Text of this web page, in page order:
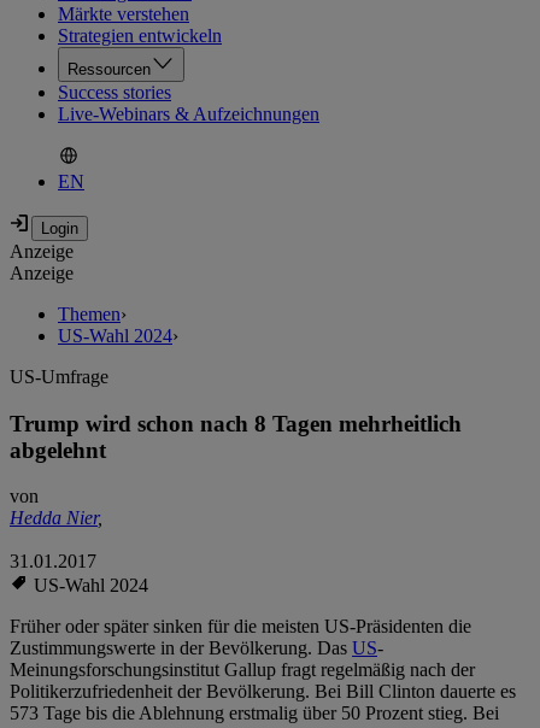
Märkte verstehen
Strategien entwickeln
Ressourcen
Success stories
Live-Webinars & Aufzeichnungen
EN
Anzeige
Anzeige
Themen›
US-Wahl 2024›
US-Umfrage
Trump wird schon nach 8 Tagen mehrheitlich
abgelehnt
von
Hedda Nier,
31.01.2017
US-Wahl 2024
Früher oder später sinken für die meisten US-Präsidenten die
Zustimmungswerte in der Bevölkerung. Das US-
Meinungsforschungsinstitut Gallup fragt regelmäßig nach der
Politikerzufriedenheit der Bevölkerung. Bei Bill Clinton dauerte es
573 Tage bis die Ablehnung erstmalig über 50 Prozent stieg. Bei